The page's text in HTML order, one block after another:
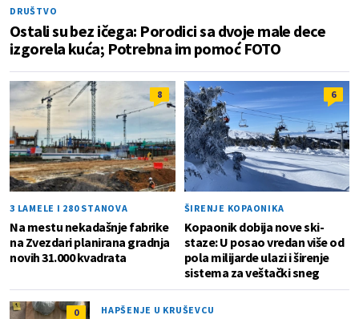
DRUŠTVO
Ostali su bez ičega: Porodici sa dvoje male dece
izgorela kuća; Potrebna im pomoć FOTO
8
3 LAMELE I 280 STANOVA
Na mestu nekadašnje fabrike
na Zvezdari planirana gradnja
novih 31.000 kvadrata
6
ŠIRENJE KOPAONIKA
Kopaonik dobija nove ski-
staze: U posao vredan više od
pola milijarde ulazi i širenje
sistema za veštački sneg
0 HAPŠENJE U KRUŠEVCU